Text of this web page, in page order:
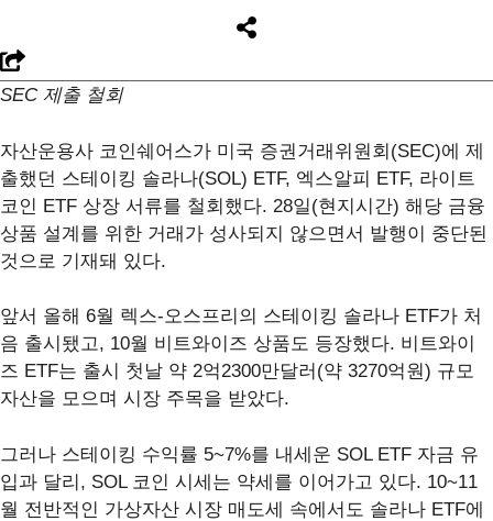
SEC 제출 철회
자산운용사 코인쉐어스가 미국 증권거래위원회(SEC)에 제
출했던 스테이킹 솔라나(SOL) ETF, 엑스알피 ETF, 라이트
코인 ETF 상장 서류를 철회했다. 28일(현지시간) 해당 금융
상품 설계를 위한 거래가 성사되지 않으면서 발행이 중단된
것으로 기재돼 있다.
앞서 올해 6월 렉스-오스프리의 스테이킹 솔라나 ETF가 처
음 출시됐고, 10월 비트와이즈 상품도 등장했다. 비트와이
즈 ETF는 출시 첫날 약 2억2300만달러(약 3270억원) 규모
자산을 모으며 시장 주목을 받았다.
그러나 스테이킹 수익률 5~7%를 내세운 SOL ETF 자금 유
입과 달리, SOL 코인 시세는 약세를 이어가고 있다. 10~11
월 전반적인 가상자산 시장 매도세 속에서도 솔라나 ETF에